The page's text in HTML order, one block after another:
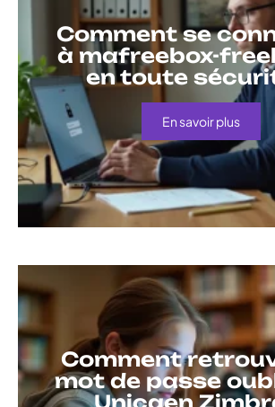
Comment se
à mafreebox-
en toute
En savoir plus
Comment
mot de passe
Unicaen